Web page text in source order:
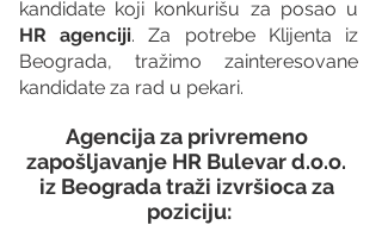
HR agenciji. Za potrebe Klijenta iz
Beograda, tražimo zainteresovane
kandidate za rad u pekari.
Agencija za privremeno
zapošljavanje HR Bulevar d.o.o.
iz Beograda traži izvršioca za
poziciju: